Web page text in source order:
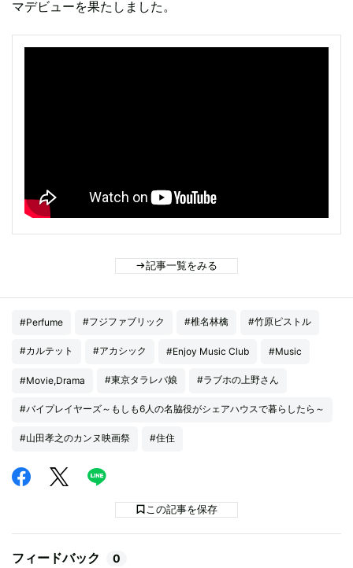
マデビューを果たしました。
記事一覧をみる
#Perfume #フジファブリック #椎名林檎 #竹原ピストル
#カルテット #アカシック #Enjoy Music Club #Music
#Movie,Drama #東京タラレバ娘 #ラブホの上野さん
#バイプレイヤーズ～もしも6人の名脇役がシェアハウスで暮らしたら～
#山田孝之のカンヌ映画祭 #住住
この記事を保存
フィードバック 0